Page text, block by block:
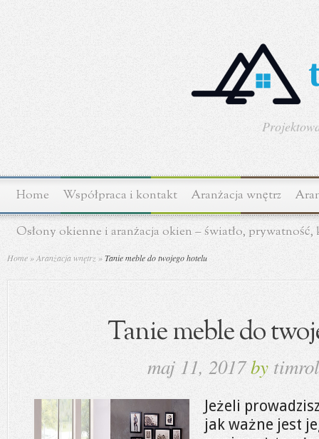
Home Współpraca i kontakt Aranżacja wnętrz
Osłony okienne i aranżacja okien – światło,
Home »Aranżacja wnętrz »Tanie meble do twojego hotelu
Tanie meble do
maj 11, 2017by
Jeżeli
jak ważne jest